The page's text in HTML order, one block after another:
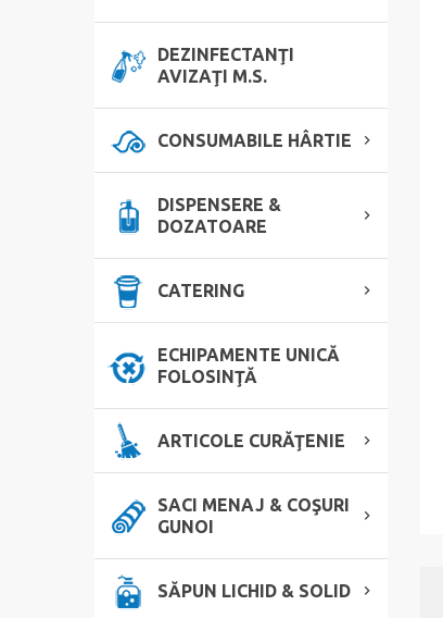
DEZINFECTANŢI
AVIZAŢI M.S.
CONSUMABILE HÂRTIE
DISPENSERE &
DOZATOARE
CATERING
ECHIPAMENTE UNICĂ
FOLOSINŢĂ
ARTICOLE CURĂŢENIE
SACI MENAJ & COŞURI
GUNOI
SĂPUN LICHID & SOLID